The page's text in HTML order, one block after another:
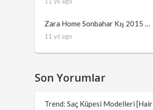
Zara Home Sonbahar Kış 2015 …
11 yıl ago
Son Yorumlar
Trend: Saç Küpesi Modelleri [Hair